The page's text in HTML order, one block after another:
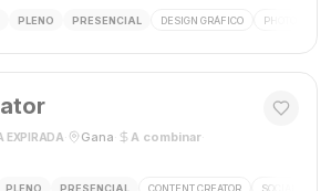
PLENO PRESENCIAL DESIGN GRÁFICO PHOTOSHOP
EXPIRADA Gana A combinar·
PLENO PRESENCIAL CONTENT CREATOR SOCIAL MEDIA